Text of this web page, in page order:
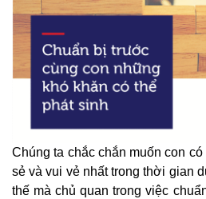
Chúng ta chắc chắn muốn con
sẻ và vui vẻ nhất trong thời gian
thế mà chủ quan trong việc